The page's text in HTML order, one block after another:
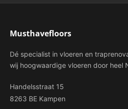
Musthavefloors
Dé specialist in vloeren en
wij hoogwaardige vloeren door heel
Handelsstraat 15
8263 BE Kampen